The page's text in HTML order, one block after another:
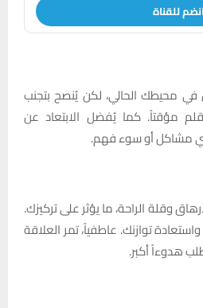
انضم للقناة
في محيطك الحالي، لكن يُنصح بتجنب
مؤقتاً. كما يُفضل الابتعاد عن
مشاكل أو سوء فهم.
وقلة الراحة، ما يؤثر على تركيزك.
توازنك. عاطفياً، تمر العلاقة
هدوءاً أكبر.